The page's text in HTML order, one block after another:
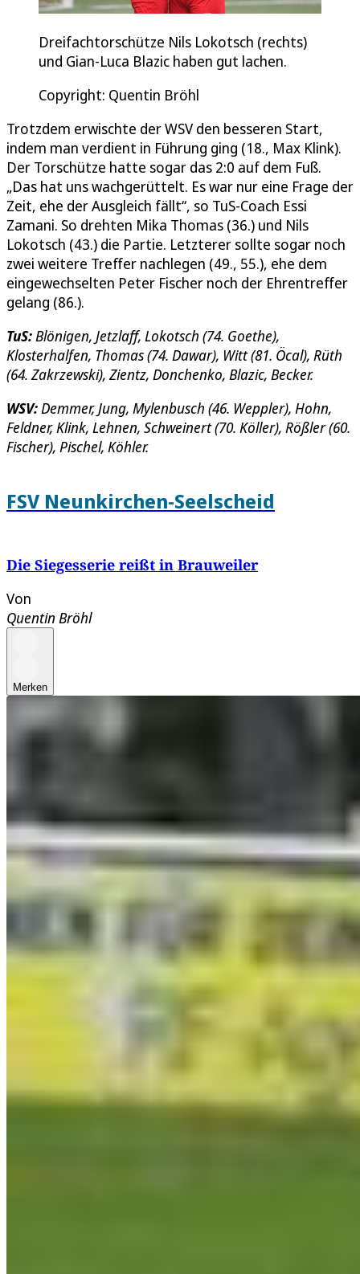
Dreifachtorschütze Nils Lokotsch (rechts)
und Gian-Luca Blazic haben gut lachen.
Copyright: Quentin Bröhl
Trotzdem erwischte der WSV den besseren Start,
indem man verdient in Führung ging (18., Max Klink).
Der Torschütze hatte sogar das 2:0 auf dem Fuß.
„Das hat uns wachgerüttelt. Es war nur eine Frage der
Zeit, ehe der Ausgleich fällt“, so TuS-Coach Essi
Zamani. So drehten Mika Thomas (36.) und Nils
Lokotsch (43.) die Partie. Letzterer sollte sogar noch
zwei weitere Treffer nachlegen (49., 55.), ehe dem
eingewechselten Peter Fischer noch der Ehrentreffer
gelang (86.).
TuS: Blönigen, Jetzlaff, Lokotsch (74. Goethe),
Klosterhalfen, Thomas (74. Dawar), Witt (81. Öcal), Rüth
(64. Zakrzewski), Zientz, Donchenko, Blazic, Becker.
WSV: Demmer, Jung, Mylenbusch (46. Weppler), Hohn,
Feldner, Klink, Lehnen, Schweinert (70. Köller), Rößler (60.
Fischer), Pischel, Köhler.
FSV Neunkirchen-Seelscheid
Die Siegesserie reißt in Brauweiler
Von
Quentin Bröhl
Merken